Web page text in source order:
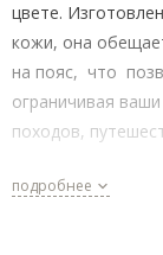
цвете.
кожи, она
на пояс, что
ограничивая
походов,
подробнее